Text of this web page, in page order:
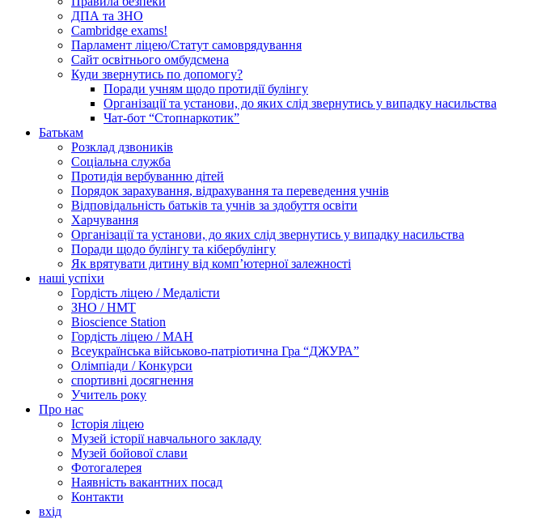
ДПА та ЗНО
Cambridge exams!
Парламент ліцею/Статут самоврядування
Сайт освітнього омбудсмена
Куди звернутись по допомогу?
Поради учням щодо протидії булінгу
Організації та установи, до яких слід звернутись у випадку насильства
Чат-бот “Стопнаркотик”
Батькам
Розклад дзвоників
Соціальна служба
Протидія вербуванню дітей
Порядок зарахування, відрахування та переведення учнів
Відповідальність батьків та учнів за здобуття освіти
Харчування
Організації та установи, до яких слід звернутись у випадку насильства
Поради щодо булінгу та кібербулінгу
Як врятувати дитину від комп’ютерної залежності
наші успіхи
Гордість ліцею / Медалісти
ЗНО / НМТ
Bioscience Station
Гордість ліцею / МАН
Всеукраїнська військово-патріотична Гра “ДЖУРА”
Олімпіади / Конкурси
спортивні досягнення
Учитель року
Про нас
Історія ліцею
Музей історії навчального закладу
Музей бойової слави
Фотогалерея
Наявність вакантних посад
Контакти
вхід